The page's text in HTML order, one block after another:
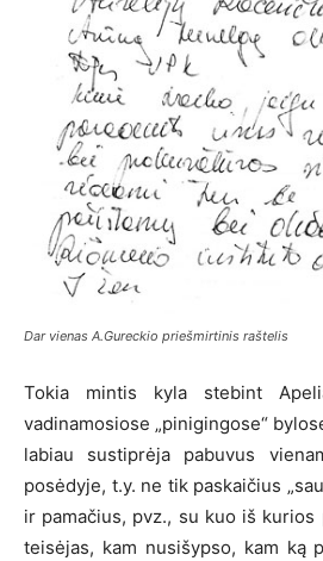
Dar vienas A.Gureckio priešmirtinis raštelis
Tokia mintis kyla stebint
vadinamosiose „pinigingose“
labiau sustiprėja pabuvus
posėdyje, t.y. ne tik paskaičius
ir pamačius, pvz., su kuo iš
teisėjas, kam nusišypso, kam ką